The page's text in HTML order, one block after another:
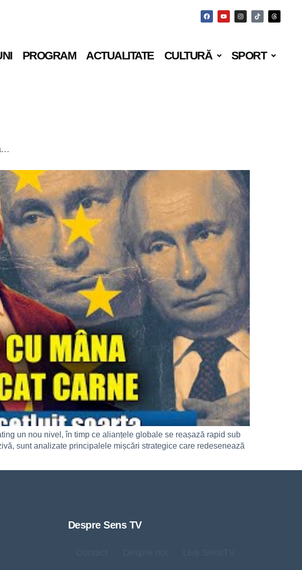
PROGRAM ACTUALITATE CULTURĂ SPORT
un nou nivel, în timp ce alianțele globale se reașază rapid sub
sunt analizate principalele mișcări strategice care redesenează
Despre Sens TV